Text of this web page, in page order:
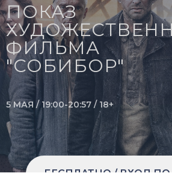
ПОКАЗ
ФИЛЬМА
"СОБИБОР"
5 МАЯ / 19:00-20:57 / 18+
БЕСПЛАТНО / ВХОД